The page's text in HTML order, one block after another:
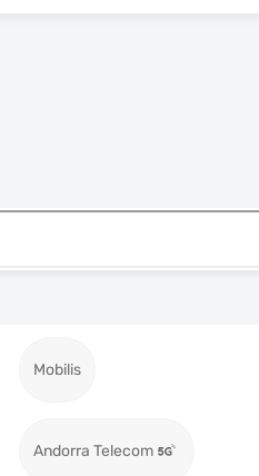
Mobilis
Andorra Telecom